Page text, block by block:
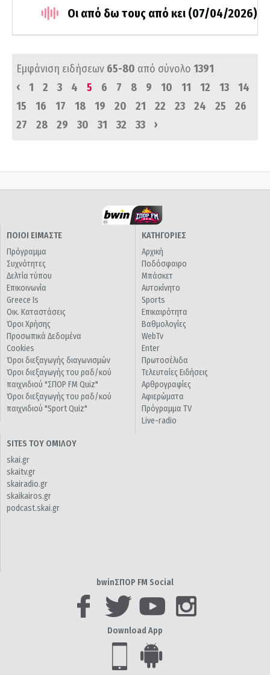
Οι από δω τους από κει (07/04/2026)
Εμφάνιση ειδήσεων 65-80 από σύνολο 1391
‹
1 2 3 4 5 6 7 8 9 10 11 12 13
14
15
16 17 18 19 20 21 22 23 24 25
26
27
28 29 30 31 32 33 ›
ΠΟΙΟΙ ΕΙΜΑΣΤΕ
Πρόγραμμα
Συχνότητες
Δελτία τύπου
Επικοινωνία
Greece Is
Οικ. Καταστάσεις
Όροι Χρήσης
Προσωπικά Δεδομένα
Cookies
Όροι διεξαγωγής διαγωνισμών
Όροι διεξαγωγής του ραδ/κού
παιχνιδιού "ΣΠΟΡ FM Quiz"
Όροι διεξαγωγής του ραδ/κού
παιχνιδιού "Sport Quiz"
ΚΑΤΗΓΟΡΙΕΣ
Αρχική
Ποδόσφαιρο
Μπάσκετ
Αυτοκίνητο
Sports
Επικαιρότητα
Βαθμολογίες
WebTv
Enter
Πρωτοσέλιδα
Τελευταίες Ειδήσεις
Αρθρογραφίες
Αφιερώματα
Πρόγραμμα TV
Live-radio
SITES ΤΟΥ ΟΜΙΛΟΥ
skai.gr
skaitv.gr
skairadio.gr
skaikairos.gr
podcast.skai.gr
bwinΣΠΟΡ FM Social
Download App